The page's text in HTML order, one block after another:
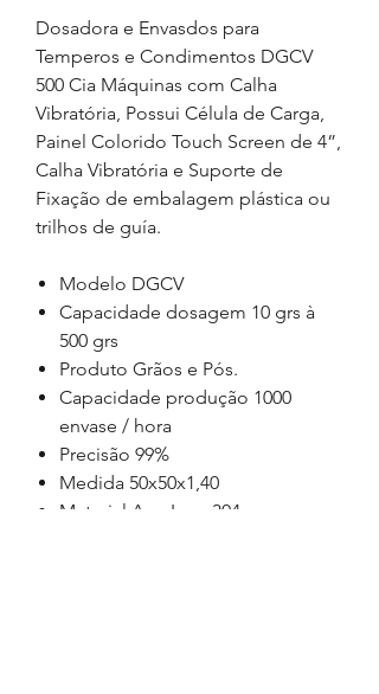
Dosadora e Envasdos para
Temperos e Condimentos DGCV
500 Cia Máquinas com Calha
Vibratória, Possui Célula de Carga,
Painel Colorido Touch Screen de 4”,
Calha Vibratória e Suporte de
Fixação de embalagem plástica ou
trilhos de guía.
Modelo DGCV
Capacidade dosagem 10 grs à
500 grs
Produto Grãos e Pós.
Capacidade produção 1000
envase / hora
Precisão 99%
Medida 50x50x1,40
Material Aço Inox 304